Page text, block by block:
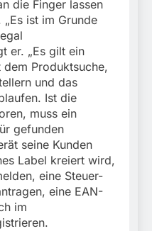
die Finger lassen
ist im Grunde
er. „Es gilt ein
Produktsuche,
und das
Ist die
muss ein
gefunden
seine Kunden
Label kreiert wird,
eine Steuer-
eine EAN-
im